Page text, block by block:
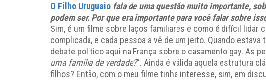
O Filho Uruguaio fala de uma questão muito importante,
podem ser. Por que era importante para você falar sobre
Sim, é um filme sobre laços familiares e como é difícil lidar
complicada, e cada pessoa a vê de um jeito. Quando
debate político aqui na França sobre o casamento gay. As
uma família de verdade?”. Ainda é válida aquela estrutura
filhos? Então, com o meu filme tinha interesse, sim, em